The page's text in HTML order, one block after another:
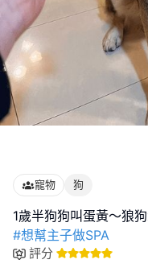
寵物 狗
#想幫主子做SPA
評分